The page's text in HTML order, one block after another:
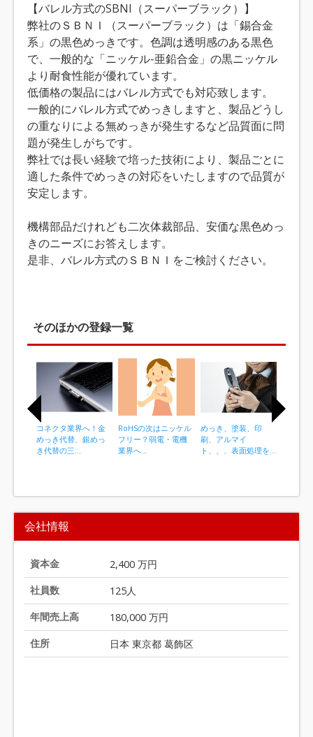
【バレル方式のSBNI（スーパーブラック）】
弊社のＳＢＮＩ（スーパーブラック）は「錫合金
系」の黒色めっきです。色調は透明感のある黒色
で、一般的な「ニッケル-亜鉛合金」の黒ニッケル
より耐食性能が優れています。
低価格の製品にはバレル方式でも対応致します。
一般的にバレル方式でめっきしますと、製品どうし
の重なりによる無めっきが発生するなど品質面に問
題が発生しがちです。
弊社では長い経験で培った技術により、製品ごとに
適した条件でめっきの対応をいたしますので品質が
安定します。
機構部品だけれども二次体裁部品、安価な黒色めっ
きのニーズにお答えします。
是非、バレル方式のＳＢＮＩをご検討ください。
そのほかの登録一覧
コネクタ業界へ！金
めっき代替、銀めっ
き代替の三...
RoHSの次はニッケル
フリー？弱電・電機
業界へ...
めっき、塗装、印
刷、アルマイ
ト、、、表面処理を...
I
t
e
m
1
o
f
2
0
会社情報
資本金
2,400 万円
社員数
125人
年間売上高
180,000 万円
住所
日本 東京都 葛飾区